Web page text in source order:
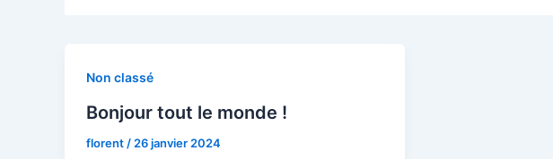
Non classé
Bonjour tout le monde !
florent / 26 janvier 2024